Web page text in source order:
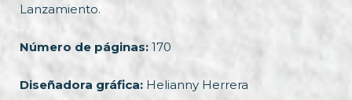
Lanzamiento.
Número de páginas: 170
Diseñadora gráfica: Helianny Herrera